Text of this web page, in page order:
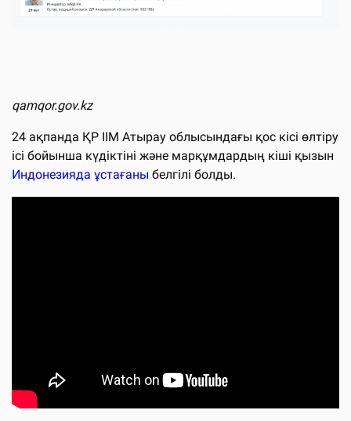
qamqor.gov.kz
24 ақпанда ҚР ІІМ Атырау облысындағы қос кісі өлтіру
ісі бойынша күдіктіні және марқұмдардың кіші қызын
Индонезияда ұстағаны белгілі болды.